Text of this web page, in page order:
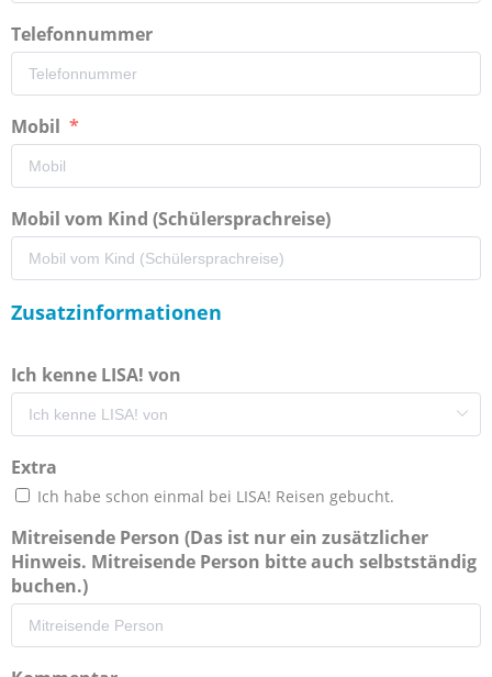
Telefonnummer
Mobil
Mobil vom Kind (Schülersprachreise)
Zusatzinformationen
Ich kenne LISA! von
Extra
Ich habe schon einmal bei LISA! Reisen gebucht.
Mitreisende Person (Das ist nur ein zusätzlicher
Hinweis. Mitreisende Person bitte auch selbstständig
buchen.)